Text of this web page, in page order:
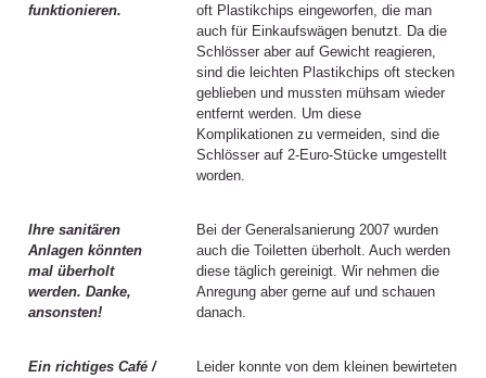
funktionieren.
oft Plastikchips eingeworfen, die man
auch für Einkaufswägen benutzt. Da die
Schlösser aber auf Gewicht reagieren,
sind die leichten Plastikchips oft stecken
geblieben und mussten mühsam wieder
entfernt werden. Um diese
Komplikationen zu vermeiden, sind die
Schlösser auf 2-Euro-Stücke umgestellt
worden.
Ihre sanitären
Anlagen könnten
mal überholt
werden. Danke,
ansonsten!
Bei der Generalsanierung 2007 wurden
auch die Toiletten überholt. Auch werden
diese täglich gereinigt. Wir nehmen die
Anregung aber gerne auf und schauen
danach.
Ein richtiges Café /
Leider konnte von dem kleinen bewirteten